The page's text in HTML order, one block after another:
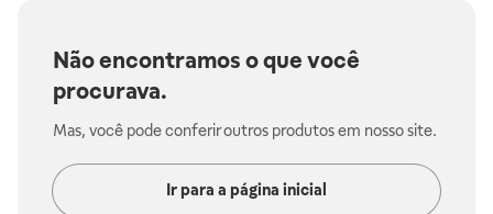
Não encontramos o que você
procurava.
Mas, você pode conferir outros produtos em nosso site.
Ir para a página inicial